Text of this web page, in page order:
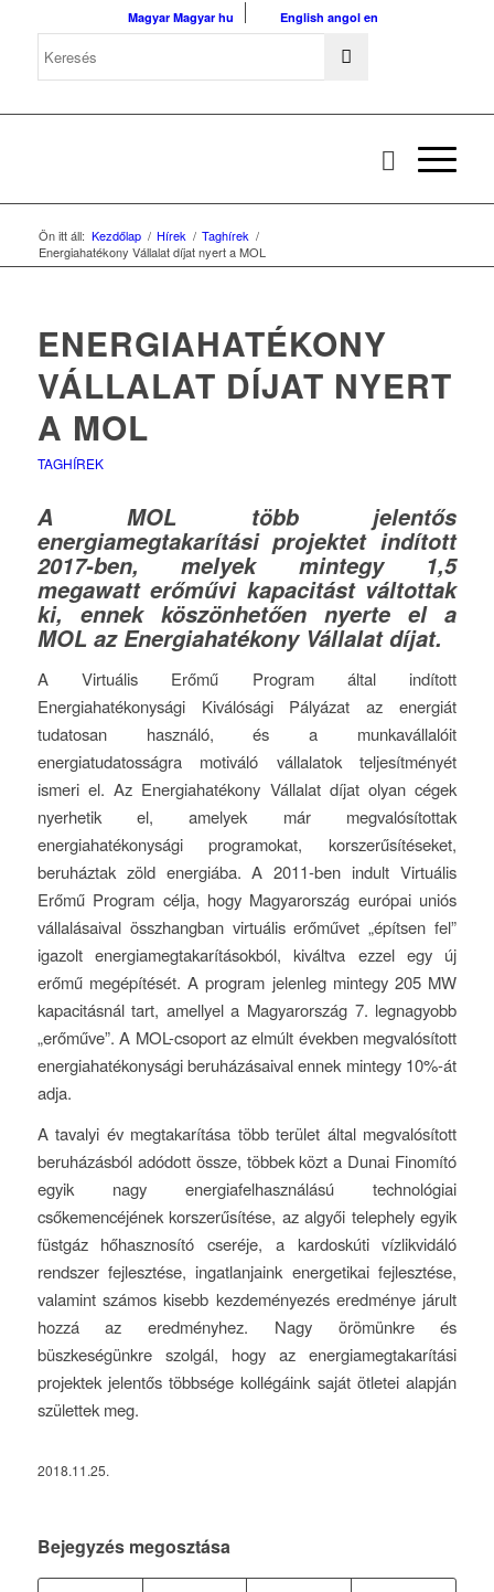
Magyar Magyar hu English angol en
Ön itt áll: Kezdőlap / Hírek / Taghírek /
Energiahatékony Vállalat díjat nyert a MOL
ENERGIAHATÉKONY
VÁLLALAT DÍJAT NYERT
A MOL
TAGHÍREK
A MOL több jelentős
energiamegtakarítási projektet indított
2017-ben, melyek mintegy 1,5
megawatt erőművi kapacitást váltottak
ki, ennek köszönhetően nyerte el a
MOL az Energiahatékony Vállalat díjat.
A Virtuális Erőmű Program által indított
Energiahatékonysági Kiválósági Pályázat az energiát
tudatosan használó, és a munkavállalóit
energiatudatosságra motiváló vállalatok teljesítményét
ismeri el. Az Energiahatékony Vállalat díjat olyan cégek
nyerhetik el, amelyek már megvalósítottak
energiahatékonysági programokat, korszerűsítéseket,
beruháztak zöld energiába. A 2011-ben indult Virtuális
Erőmű Program célja, hogy Magyarország európai uniós
vállalásaival összhangban virtuális erőművet „építsen fel”
igazolt energiamegtakarításokból, kiváltva ezzel egy új
erőmű megépítését. A program jelenleg mintegy 205 MW
kapacitásnál tart, amellyel a Magyarország 7. legnagyobb
„erőműve”. A MOL-csoport az elmúlt években megvalósított
energiahatékonysági beruházásaival ennek mintegy 10%-át
adja.
A tavalyi év megtakarítása több terület által megvalósított
beruházásból adódott össze, többek közt a Dunai Finomító
egyik nagy energiafelhasználású technológiai
csőkemencéjének korszerűsítése, az algyői telephely egyik
füstgáz hőhasznosító cseréje, a kardoskúti vízlikvidáló
rendszer fejlesztése, ingatlanjaink energetikai fejlesztése,
valamint számos kisebb kezdeményezés eredménye járult
hozzá az eredményhez. Nagy örömünkre és
büszkeségünkre szolgál, hogy az energiamegtakarítási
projektek jelentős többsége kollégáink saját ötletei alapján
születtek meg.
2018.11.25.
Bejegyzés megosztása